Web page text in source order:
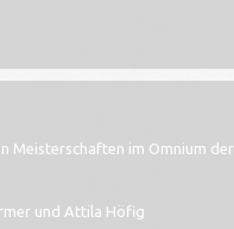
Meisterschaften im Omnium der
und Attila Höfig